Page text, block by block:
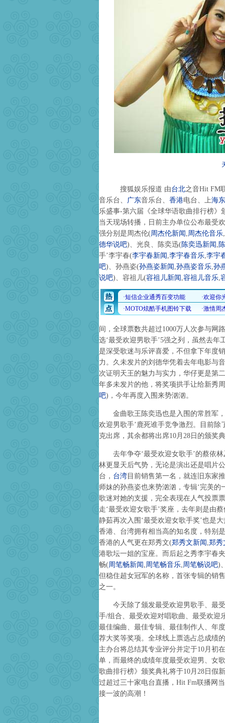
搜狐娱乐报道 由台北之音Hit FM
音乐台、 广东音乐台、 香港电台、上海东
乐盛事-第六届《全球华语歌曲排行榜》
当天现场转播，日前主办单位公布最受
强分别是周杰伦(周杰伦新闻 ,周杰伦音乐,
德华说吧)、光良、陈奕迅( 陈奕迅新闻 ,
手’李宇春(李宇春新闻 ,李宇春音乐,李宇
吧)、孙燕姿(孙燕姿新闻 ,孙燕姿音乐,孙
说吧)、容祖儿(容祖儿新闻 ,容祖儿音乐,
间，全球票数共超过1000万人次参与网
选‘最受欢迎男歌手’5强之列，虽然去
是深受歌迷与乐评喜爱，不但拿下年度
力。久未发片的刘德华凭着去年电影与
次证明天王的魅力与实力，华仔更是第
年多未发片的他，将奖项拱手让给新秀
吧) ，今年再度入围来势汹汹。
金曲歌王陈奕迅也是入围的常胜军，
欢迎男歌手’鹿死谁手竞争激烈。目前
克出席，其余都将出席10月28日的颁奖
去年争夺‘最受欢迎女歌手’的蔡依林
林更显天后气势，无论是演出还是唱片
台， 台湾 目前销售第一名，就连旧东家
师妹的孙燕姿也来势汹汹，专辑‘完美
歌迷对她的支援，完全表现在人气投票
走‘最受欢迎女歌手’奖座，去年则是由
静茹再次入围‘最受欢迎女歌手奖’也是
香港、台湾拥有相当高的知名度，特别
香港的人气更在郑秀文(郑秀文新闻 ,郑秀
港歌坛一姐的宝座。而后起之秀李宇春
畅(周笔畅新闻 ,周笔畅音乐,周笔畅说吧)
但稳住超女冠军的名称，首张专辑的销
之一。
今天除了颁发最受欢迎男歌手、最受
手/组合、最受欢迎对唱歌曲、最受欢迎
最佳编曲、最佳专辑、最佳制作人、年
荐大奖等奖项。全球线上票选占总成绩
主办台将总结其专业评分并定于10月初
单，而最终的成绩年度最受欢迎男、女
歌曲排行榜》颁奖典礼将于10月28日假
过超过三十家电台直播，Hit Fm联播网
接一波的高潮！